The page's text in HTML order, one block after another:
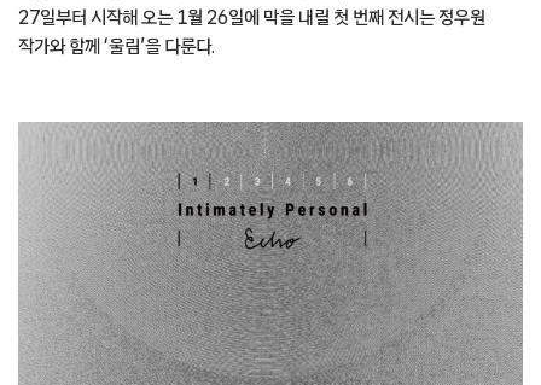
27일부터 시작해 오는 1월 26일에 막을 내릴 첫 번째 전시는 정우원
작가와 함께 ‘울림’을 다룬다.